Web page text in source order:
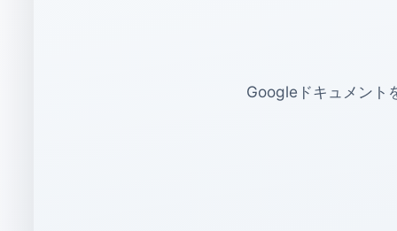
Googleドキュメント